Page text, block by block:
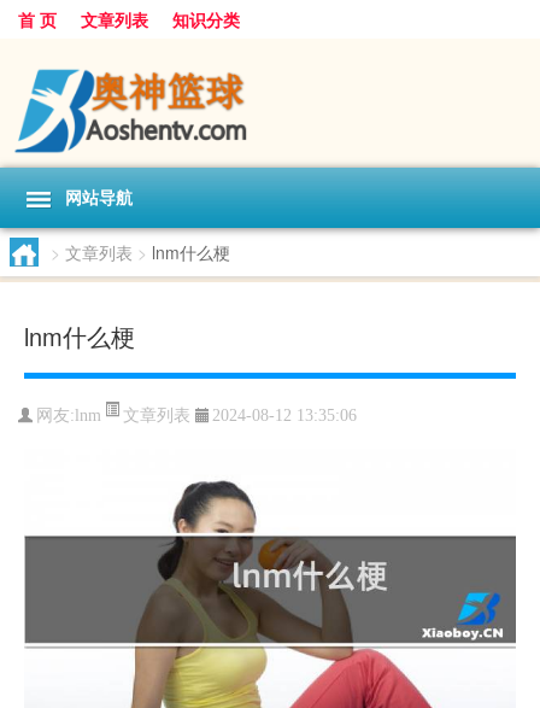
首 页 文章列表 知识分类
网站导航
> 文章列表 > lnm什么梗
lnm什么梗
网友:lnm 文章列表 2024-08-12 13:35:06